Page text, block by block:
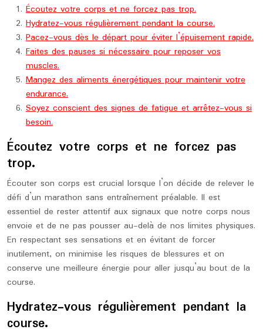
Écoutez votre corps et ne forcez pas trop.
Hydratez-vous régulièrement pendant la course.
Pacez-vous dès le départ pour éviter l’épuisement rapide.
Faites des pauses si nécessaire pour reposer vos
muscles.
Mangez des aliments énergétiques pour maintenir votre
endurance.
Soyez conscient des signes de fatigue et arrêtez-vous si
besoin.
Écoutez votre corps et ne forcez pas
trop.
Écouter son corps est crucial lorsque l’on décide de relever le
défi d’un marathon sans entraînement préalable. Il est
essentiel de rester attentif aux signaux que notre corps nous
envoie et de ne pas pousser au-delà de nos limites physiques.
En respectant ses sensations et en évitant de forcer
inutilement, on minimise les risques de blessures et on
conserve une meilleure énergie pour aller jusqu’au bout de la
course.
Hydratez-vous régulièrement pendant la
course.